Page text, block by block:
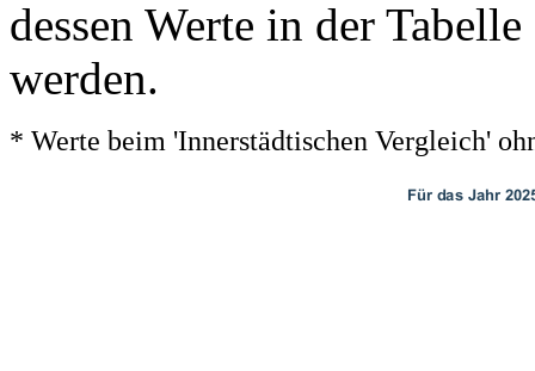
dessen Werte in der
werden.
* Werte beim 'Innerstädtischen Vergleich'